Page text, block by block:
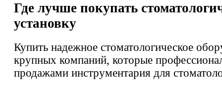
Где лучше покупать
установку
Купить надежное стоматологическое
крупных компаний, которые
продажами инструментария для